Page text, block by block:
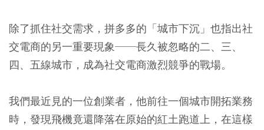
除了抓住社交需求，拼多多的「城市下沉」也指出社
交電商的另一重要現象──長久被忽略的二、三、
四、五線城市，成為社交電商激烈競爭的戰場。
我們最近見的一位創業者，他前往一個城市開拓業務
時，發現飛機竟還降落在原始的紅土跑道上，在這樣